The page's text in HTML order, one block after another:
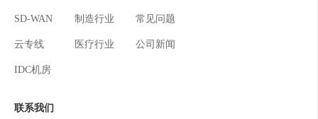
SD-WAN
云专线
IDC机房
制造行业
医疗行业
常见问题
公司新闻
联系我们